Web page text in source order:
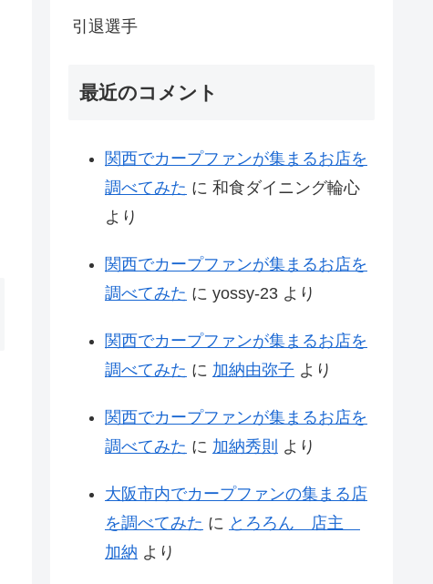
引退選手
最近のコメント
関西でカープファンが集まるお店を
調べてみた に 和食ダイニング輪心
より
関西でカープファンが集まるお店を
調べてみた に yossy-23 より
関西でカープファンが集まるお店を
調べてみた に 加納由弥子 より
関西でカープファンが集まるお店を
調べてみた に 加納秀則 より
大阪市内でカープファンの集まる店
を調べてみた に とろろん 店主
加納 より